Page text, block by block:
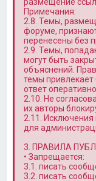
Примечания:
2.8. Темы,
форуме,
перенесены без
2.9. Темы,
могут быть
объяснений.
темы
ответ
2.10. Не
их авторы
2.11. Исключения
для
3. ПРАВИЛА
• Запрещается:
3.1. писать
3.2. писать